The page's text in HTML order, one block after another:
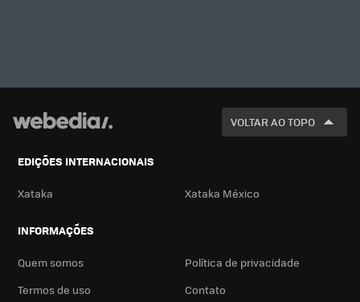
VOLTAR AO TOPO
EDIÇÕES INTERNACIONAIS
Xataka Xataka México
INFORMAÇÕES
Quem somos
Política de privacidade
Termos de uso
Contato